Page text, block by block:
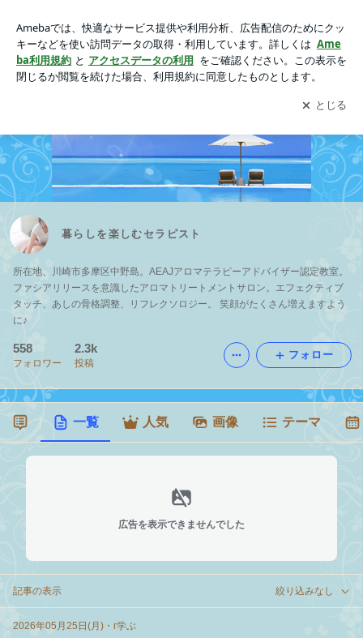
アプリをダウンロードして ブログの更新通知
を受け取りまし
ょう。
開く
暮らしを楽しむセラピスト
所在地、川崎市多摩区中野島。AEAJアロマテラピーアドバイザー認定教室。
ファシアリリースを意識したアロマトリートメントサロン。エフェクティブ
タッチ、あしの骨格調整、リフレクソロジー。 笑顔がたくさん増えますよう
に♪
558
フォロワー
2.3k
投稿
フォロー
一覧 人気 画像 テーマ
広告を表示できませんでした
記事の表示 絞り込みなし
2026年05月25日(月) ・ г学ぶ